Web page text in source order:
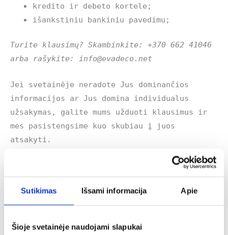
Sutikimas Išsami informacija Apie
Šioje svetainėje naudojami slapukai
kredito ir debeto kortele;
išankstiniu bankiniu pavedimu;
Turite klausimų? Skambinkite: +370 662 41046
arba rašykite: info@evadeco.net
Jei svetainėje neradote Jus dominančios
informacijos ar Jus domina individualus
užsakymas, galite mums užduoti klausimus ir
mes pasistengsime kuo skubiau į juos
atsakyti.
Panašūs produktai